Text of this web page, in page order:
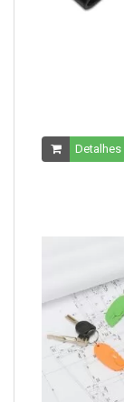
Detalhes